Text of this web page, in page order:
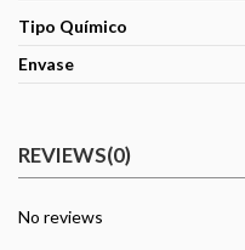
Tipo Químico
Envase
REVIEWS(0)
No reviews